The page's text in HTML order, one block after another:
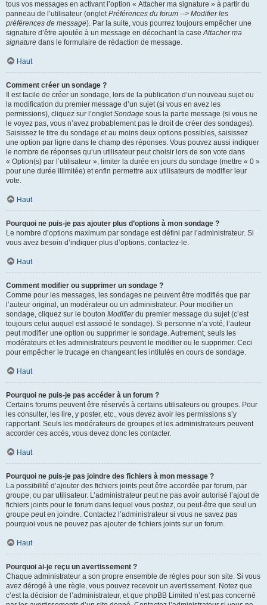
tous vos messages en activant l’option « Attacher ma signature » à partir du
panneau de l’utilisateur (ongletPréférences du forum --> Modifier les
préférences de message). Par la suite, vous pourrez toujours empêcher une
signature d’être ajoutée à un message en décochant la caseAttacher ma
signature dans le formulaire de rédaction de message.
Haut
Comment créer un sondage ?
Il est facile de créer un sondage, lors de la publication d’un nouveau sujet ou
la modification du premier message d’un sujet (si vous en avez les
permissions), cliquez sur l’ongletSondage sous la partie message (si vous ne
le voyez pas, vous n’avez probablement pas le droit de créer des sondages).
Saisissez le titre du sondage et au moins deux options possibles, saisissez
une option par ligne dans le champ des réponses. Vous pouvez aussi indiquer
le nombre de réponses qu’un utilisateur peut choisir lors de son vote dans
« Option(s) par l’utilisateur », limiter la durée en jours du sondage (mettre « 0 »
pour une durée illimitée) et enfin permettre aux utilisateurs de modifier leur
vote.
Haut
Pourquoi ne puis-je pas ajouter plus d’options à mon sondage ?
Le nombre d’options maximum par sondage est défini par l’administrateur. Si
vous avez besoin d’indiquer plus d’options, contactez-le.
Haut
Comment modifier ou supprimer un sondage ?
Comme pour les messages, les sondages ne peuvent être modifiés que par
l’auteur original, un modérateur ou un administrateur. Pour modifier un
sondage, cliquez sur le bouton Modifierdu premier message du sujet (c’est
toujours celui auquel est associé le sondage). Si personne n’a voté, l’auteur
peut modifier une option ou supprimer le sondage. Autrement, seuls les
modérateurs et les administrateurs peuvent le modifier ou le supprimer. Ceci
pour empêcher le trucage en changeant les intitulés en cours de sondage.
Haut
Pourquoi ne puis-je pas accéder à un forum ?
Certains forums peuvent être réservés à certains utilisateurs ou groupes. Pour
les consulter, les lire, y poster, etc., vous devez avoir les permissions s’y
rapportant. Seuls les modérateurs de groupes et les administrateurs peuvent
accorder ces accès, vous devez donc les contacter.
Haut
Pourquoi ne puis-je pas joindre des fichiers à mon message ?
La possibilité d’ajouter des fichiers joints peut être accordée par forum, par
groupe, ou par utilisateur. L’administrateur peut ne pas avoir autorisé l’ajout de
fichiers joints pour le forum dans lequel vous postez, ou peut-être que seul un
groupe peut en joindre. Contactez l’administrateur si vous ne savez pas
pourquoi vous ne pouvez pas ajouter de fichiers joints sur un forum.
Haut
Pourquoi ai-je reçu un avertissement ?
Chaque administrateur a son propre ensemble de règles pour son site. Si vous
avez dérogé à une règle, vous pouvez recevoir un avertissement. Notez que
c’est la décision de l’administrateur, et que phpBB Limited n’est pas concerné